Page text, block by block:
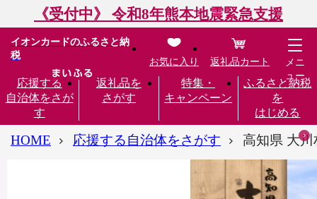
《受付中》 令和8年熊本地震緊急支援
イオンカードのふるさと納
税
応援する
自治体をさが
す
返礼品を
さがす
特集・
キャンペーン
ふるさと納税
を
はじめる
お気に入り 返礼品カート
メニ
ュー
HOME 応援する自治体をさがす 高知県 大川